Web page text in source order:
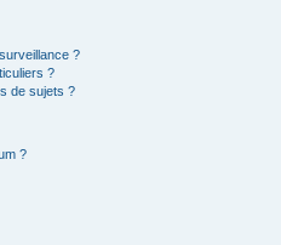
?
?
de sujets ?
?